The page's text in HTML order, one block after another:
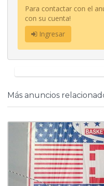
Para contactar con el
con su cuenta!
Ingresar
Más anuncios